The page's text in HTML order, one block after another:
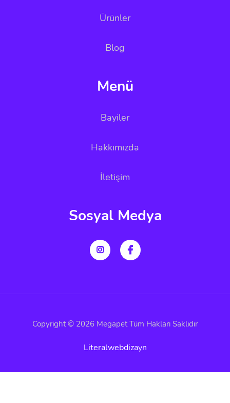
Ürünler
Blog
Menü
Bayiler
Hakkımızda
İletişim
Sosyal Medya
Copyright © 2026 Megapet Tüm Hakları Saklıdır
Literalwebdizayn